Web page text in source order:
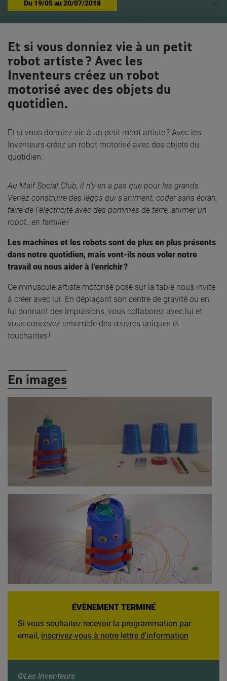
Du 19/05au20/07/2018
Et si vous donniez vie à un petit
robot artiste ? Avec les
Inventeurs créez un robot
motorisé avec des objets du
quotidien.
Et si vous donniez vie à un petit robot artiste ? Avec les
Inventeurs créez un robot motorisé avec des objets du
quotidien.
Au Maif Social Club, il n’y en a pas que pour les grands.
Venez construire des légos qui s’animent, coder sans écran,
faire de l’électricité avec des pommes de terre, animer un
robot…en famille !
Les machines et les robots sont de plus en plus présents
dans notre quotidien, mais vont-ils nous voler notre
travail ou nous aider à l’enrichir ?
Ce minuscule artiste motorisé posé sur la table nous invite
à créer avec lui. En déplaçant son centre de gravité ou en
lui donnant des impulsions, vous collaborez avec lui et
vous concevez ensemble des œuvres uniques et
touchantes !
En images
ÉVÈNEMENT TERMINÉ
Si vous souhaitez recevoir la programmation par
email, inscrivez-vous à notre lettre d'information
©Les Inventeurs​